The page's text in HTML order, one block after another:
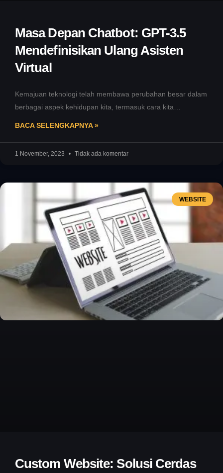
Masa Depan Chatbot: GPT-3.5
Mendefinisikan Ulang Asisten
Virtual
Kemajuan teknologi telah membawa perubahan besar dalam
berbagai aspek kehidupan kita, termasuk cara kita
BACA SELENGKAPNYA »
1 November, 2023 Tidak ada komentar
WEBSITE
Custom Website: Solusi Cerdas